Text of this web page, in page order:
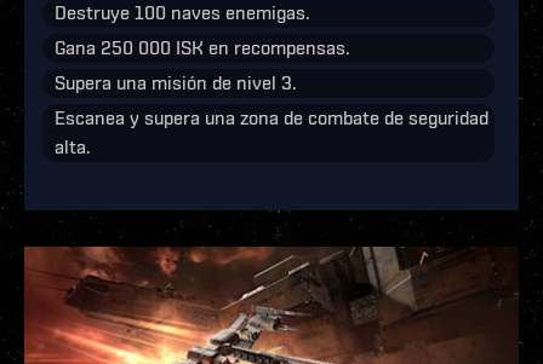
Destruye 100 naves enemigas.
Gana 250 000 ISK en recompensas.
Supera una misión de nivel 3.
Escanea y supera una zona de combate de seguridad
alta.